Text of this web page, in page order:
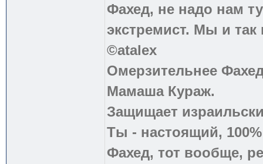
Фахед, не надо нам
экстремист. Мы и
©atalex
Омерзительнее
Мамаша Кураж.
Защищает
Ты - настоящий,
Фахед, тот вообще,